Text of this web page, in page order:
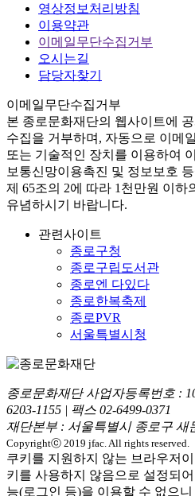
영상정보처리방침
이용약관
이메일무단수집거부
오시는길
담당자찾기
이메일무단수집거부
본 종로문화재단의 웹사이트에
수집을 거부하며, 자동으로 이메
또는 기술적인 장치를 이용하여
보통신망이용촉진 및 정보보호
제 65조의 2에 따라 1천만원 이하
유념하시기 바랍니다.
관련사이트
종로구청
종로구립도서관
종로엔 다있다
종로한복축제
종로PVR
서울특별시청
종로문화재단 사업자등록번호 :
6203-1155 | 팩스 02-6499-0371
재단본부 : 서울특별시 종로구 새
Copyrightⓒ 2019 jfac. All rights reserved.
쿠키를 지원하지 않는 브라우저
키를 사용하지 않음으로 설정되
능(로그인 등)을 이용할 수 없으